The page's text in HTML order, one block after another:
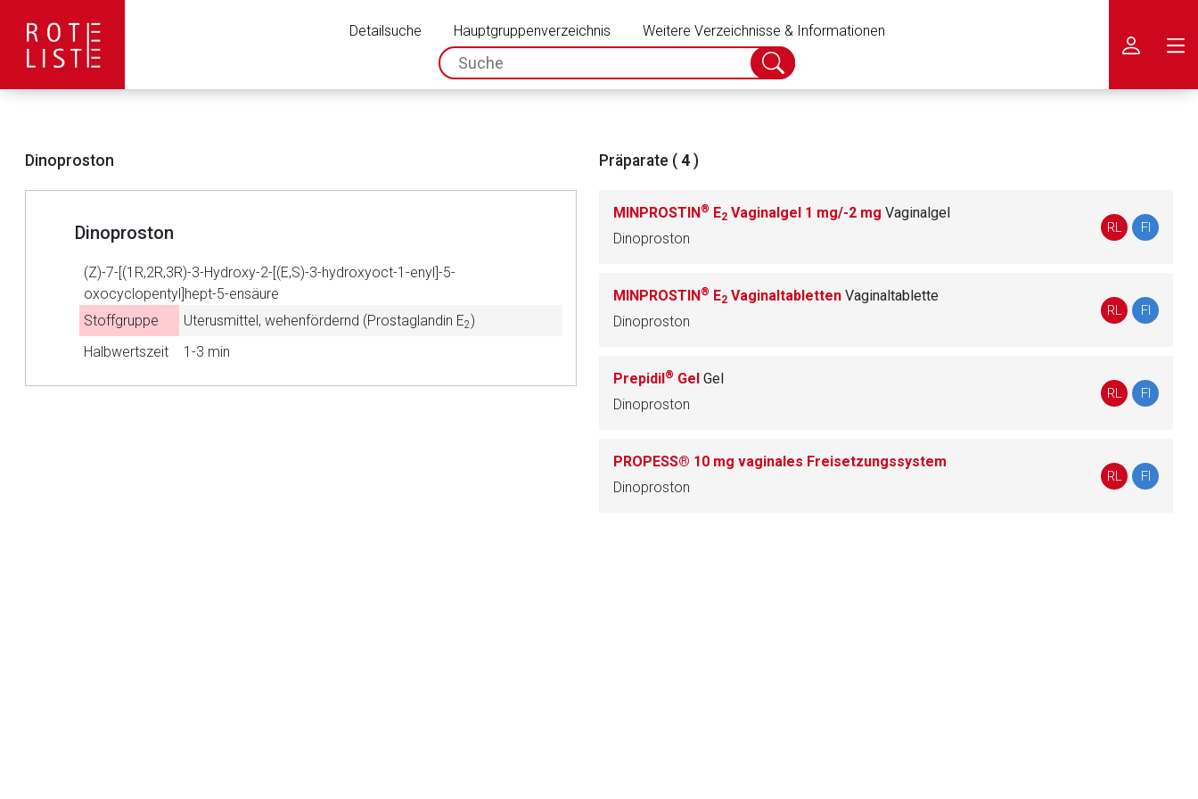
Detailsuche Hauptgruppenverzeichnis
Weitere Verzeichnisse & Informationen
spc.search.input.placeholder
Suche
abschicken
Dinoproston
Dinoproston
(Z)-7-[(1R,2R,3R)-3-Hydroxy-2-[(E,S)-3-hydroxyoct-1-enyl]-5-
oxocyclopentyl]hept-5-ensäure
Stoffgruppe
Uterusmittel, wehenfördernd (Prostaglandin E2)
Halbwertszeit
1-3 min
Präparate ( 4 )
MINPROSTIN® E2 Vaginalgel 1 mg/-2 mg Vaginalgel
Dinoproston
RL FI
MINPROSTIN® E2 Vaginaltabletten Vaginaltablette
Dinoproston
RL FI
Prepidil® Gel Gel
Dinoproston
RL FI
PROPESS® 10 mg vaginales Freisetzungssystem
Dinoproston
RL FI
Der von Ihnen aufgerufene Link öffnet eine externe Web-Seite. Für die Inhalte der externen Web-Seite ist deren